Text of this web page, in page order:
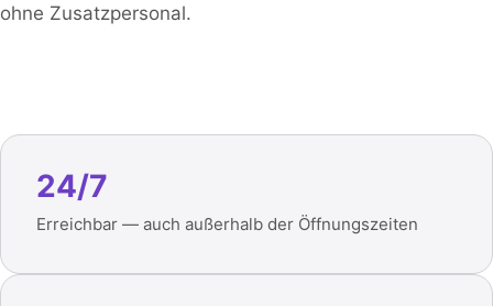
ohne Zusatzpersonal.
24/7
Erreichbar — auch außerhalb der Öffnungszeiten